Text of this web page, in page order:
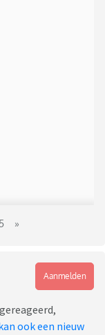
»
Aanmelden
ook een nieuw